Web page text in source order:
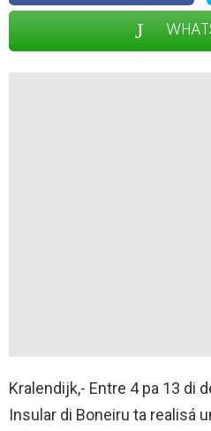
Kralendijk,- Entre 4 pa 13 di
Insular di Boneiru ta realisá